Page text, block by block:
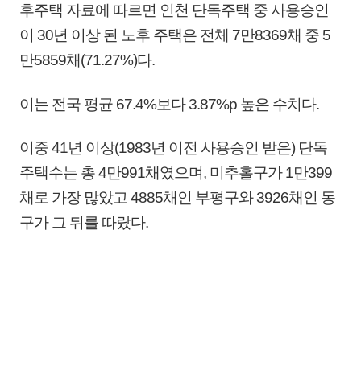
후주택 자료에 따르면 인천 단독주택 중 사용승인
이 30년 이상 된 노후 주택은 전체 7만8369채 중 5
만5859채(71.27%)다.
이는 전국 평균 67.4%보다 3.87%p 높은 수치다.
이중 41년 이상(1983년 이전 사용승인 받은) 단독
주택수는 총 4만991채였으며, 미추홀구가 1만399
채로 가장 많았고 4885채인 부평구와 3926채인 동
구가 그 뒤를 따랐다.